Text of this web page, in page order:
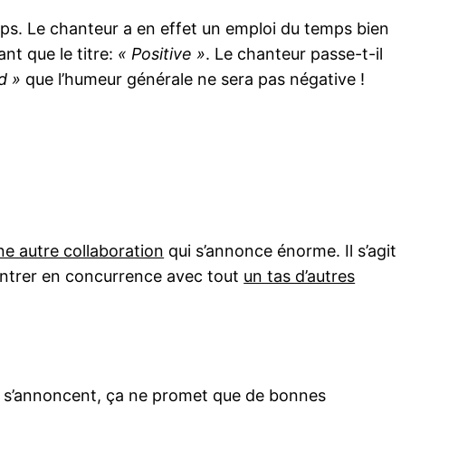
Le chanteur a en effet un emploi du temps bien
que le titre: « Positive ». Le chanteur passe-t-il
» que l’humeur générale ne sera pas négative !
autre collaboration qui s’annonce énorme. Il s’agit
en concurrence avec tout un tas d’autres
ça ne promet que de bonnes